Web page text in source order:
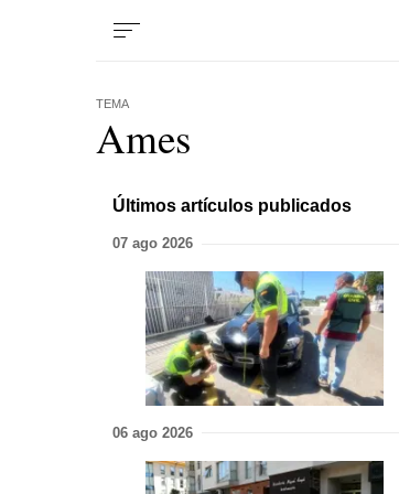
TEMA
Ames
Últimos artículos publicados
07 ago 2026
06 ago 2026